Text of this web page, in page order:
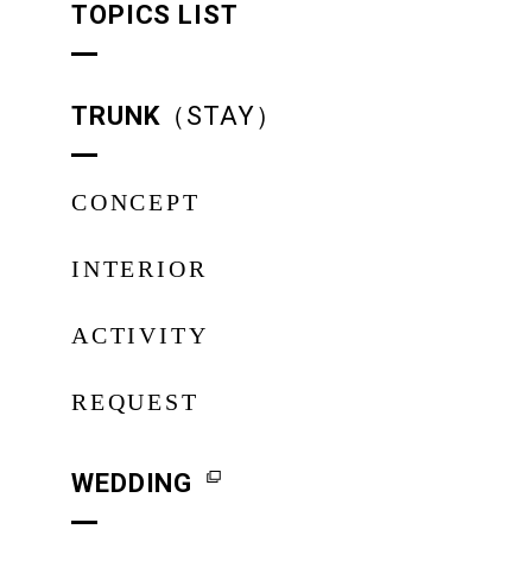
TOPICS LIST
TRUNK（STAY）
CONCEPT
INTERIOR
ACTIVITY
REQUEST
WEDDING